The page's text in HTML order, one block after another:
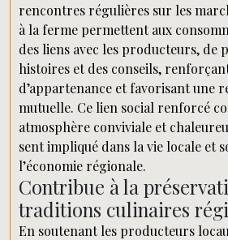
rencontres régulières sur les
à la ferme permettent aux
des liens avec les producteurs, de
histoires et des conseils,
d’appartenance et favorisant une
mutuelle. Ce lien social renforcé
atmosphère conviviale et
sent impliqué dans la vie locale et
l’économie régionale.
Contribue à la
traditions culinaires
En soutenant les producteurs